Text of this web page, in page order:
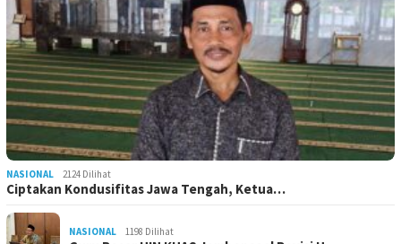
NASIONAL 2124 Dilihat
Ciptakan Kondusifitas Jawa Tengah, Ketua…
NASIONAL 1198 Dilihat